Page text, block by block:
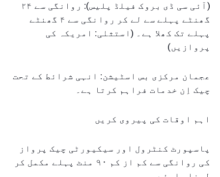
(آئی سی ڈی بروک فیلڈ پلیس): روانگی سے ۲۴
گھنٹے پہلے سے لے کر روانگی سے ۴ گھنٹے
پہلے تک کھلا ہے۔ (استثنٰی: امریکہ کی
پروازیں)
عجمان مرکزی بس اسٹیشن: انہی شرائط کے تحت
چیک اِن خدمات فراہم کرتا ہے۔
اہم اوقات کی پیروی کریں
پاسپورٹ کنٹرول اور سیکیورٹی چیک پرواز
کی روانگی سے کم از کم ۹۰ منٹ پہلے مکمل کر